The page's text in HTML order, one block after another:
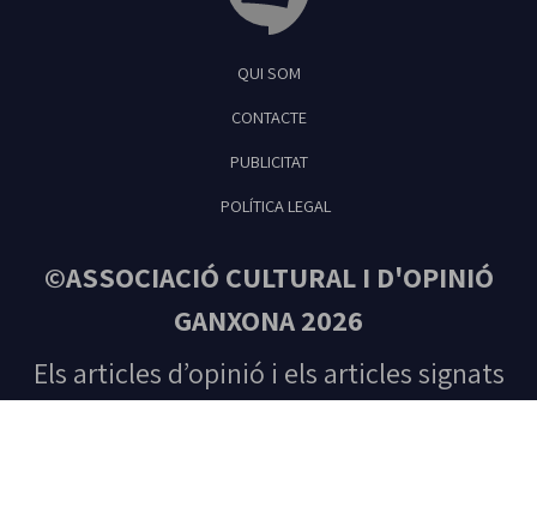
Feliu de Guíxols
QUI SOM
CONTACTE
PUBLICITAT
POLÍTICA LEGAL
©ASSOCIACIÓ CULTURAL I D'OPINIÓ
GANXONA 2026
Els articles d’opinió i els articles signats